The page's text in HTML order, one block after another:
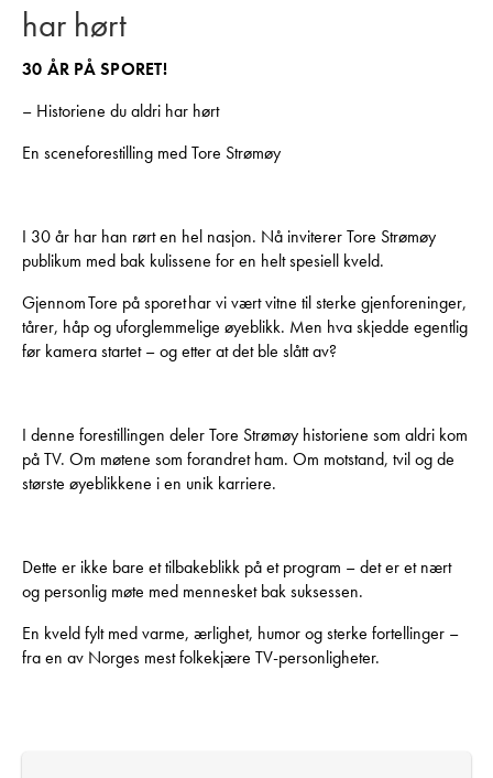
har hørt
30 ÅR PÅ SPORET!
– Historiene du aldri har hørt
En sceneforestilling med Tore Strømøy
I 30 år har han rørt en hel nasjon. Nå inviterer Tore Strømøy
publikum med bak kulissene for en helt spesiell kveld.
Gjennom Tore på sporet har vi vært vitne til sterke gjenforeninger,
tårer, håp og uforglemmelige øyeblikk. Men hva skjedde egentlig
før kamera startet – og etter at det ble slått av?
I denne forestillingen deler Tore Strømøy historiene som aldri kom
på TV. Om møtene som forandret ham. Om motstand, tvil og de
største øyeblikkene i en unik karriere.
Dette er ikke bare et tilbakeblikk på et program – det er et nært
og personlig møte med mennesket bak suksessen.
En kveld fylt med varme, ærlighet, humor og sterke fortellinger –
fra en av Norges mest folkekjære TV-personligheter.